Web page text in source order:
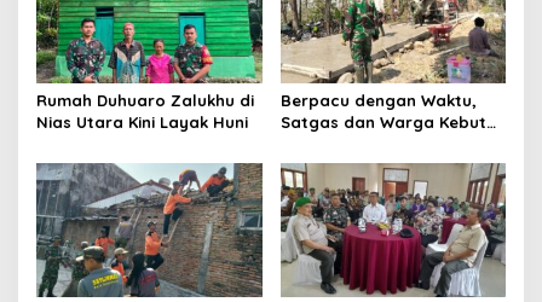
Rumah Duhuaro Zalukhu di
Nias Utara Kini Layak Huni
Berpacu dengan Waktu,
Satgas dan Warga Kebut
Boyolali